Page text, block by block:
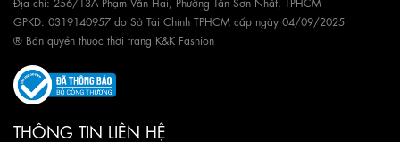
GPKD: 0319140957 do Sở Tài Chính TPHCM cấp ngày 04/09/2025
® Bản quyền thuộc thời trang K&K Fashion
THÔNG TIN LIÊN HỆ